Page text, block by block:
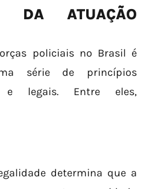
DA ATUAÇÃO
policiais no Brasil é
série de princípios
e legais. Entre eles,
determina que a